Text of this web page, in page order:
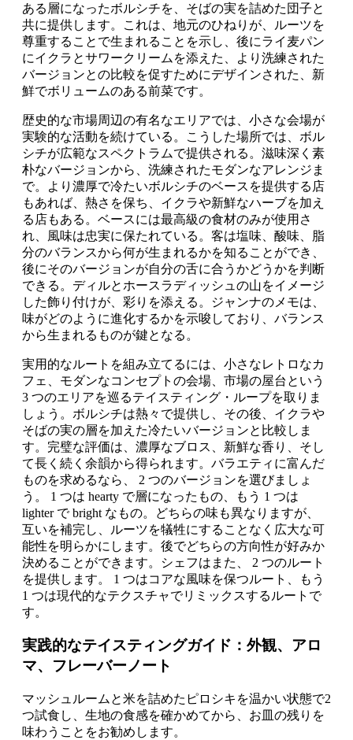
ある層になったボルシチを、そばの実を詰めた団子と
共に提供します。これは、地元のひねりが、ルーツを
尊重することで生まれることを示し、後にライ麦パン
にイクラとサワークリームを添えた、より洗練された
バージョンとの比較を促すためにデザインされた、新
鮮でボリュームのある前菜です。
歴史的な市場周辺の有名なエリアでは、小さな会場が
実験的な活動を続けている。こうした場所では、ボル
シチが広範なスペクトラムで提供される。滋味深く素
朴なバージョンから、洗練されたモダンなアレンジま
で。より濃厚で冷たいボルシチのベースを提供する店
もあれば、熱さを保ち、イクラや新鮮なハーブを加え
る店もある。ベースには最高級の食材のみが使用さ
れ、風味は忠実に保たれている。客は塩味、酸味、脂
分のバランスから何が生まれるかを知ることができ、
後にそのバージョンが自分の舌に合うかどうかを判断
できる。ディルとホースラディッシュの山をイメージ
した飾り付けが、彩りを添える。ジャンナのメモは、
味がどのように進化するかを示唆しており、バランス
から生まれるものが鍵となる。
実用的なルートを組み立てるには、小さなレトロなカ
フェ、モダンなコンセプトの会場、市場の屋台という
3 つのエリアを巡るテイスティング・ループを取りま
しょう。ボルシチは熱々で提供し、その後、イクラや
そばの実の層を加えた冷たいバージョンと比較しま
す。完璧な評価は、濃厚なブロス、新鮮な香り、そし
て長く続く余韻から得られます。バラエティに富んだ
ものを求めるなら、 2 つのバージョンを選びましょ
う。 1 つは hearty で層になったもの、もう 1 つは
lighter で bright なもの。どちらの味も異なりますが、
互いを補完し、ルーツを犠牲にすることなく広大な可
能性を明らかにします。後でどちらの方向性が好みか
決めることができます。シェフはまた、 2 つのルート
を提供します。 1 つはコアな風味を保つルート、もう
1 つは現代的なテクスチャでリミックスするルートで
す。
実践的なテイスティングガイド：外観、アロ
マ、フレーバーノート
マッシュルームと米を詰めたピロシキを温かい状態で2
つ試食し、生地の食感を確かめてから、お皿の残りを
味わうことをお勧めします。